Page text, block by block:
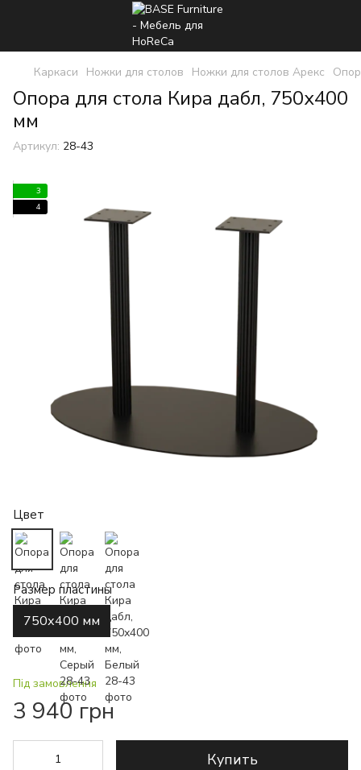
Каркаси Ножки для столов Ножки для столов Арекс
Опора для стола Кира дабл, 750х400
мм
Артикул: 28-43
3
4
Цвет
Размер пластины
750х400 мм
Під замовлення
3 940 грн
Купить